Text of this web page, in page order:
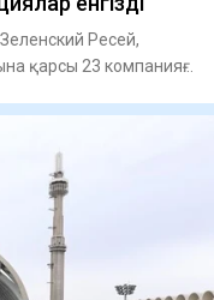
Ресей,
қарсы 23 компанияға